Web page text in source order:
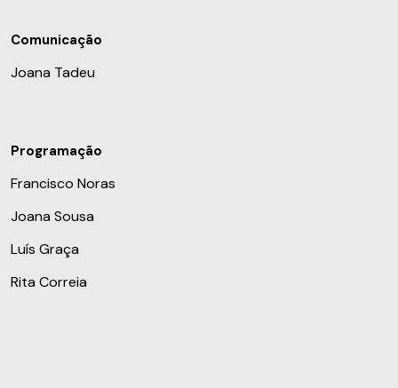
Comunicação
Joana Tadeu
Programação
Francisco Noras
Joana Sousa
Luís Graça
Rita Correia